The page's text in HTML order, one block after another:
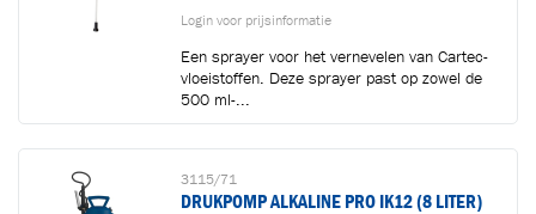
Login voor prijsinformatie
Een sprayer voor het vernevelen van Cartec-
vloeistoffen. Deze sprayer past op zowel de
500 ml-...
3115/71
DRUKPOMP ALKALINE PRO IK12 (8 LITER)